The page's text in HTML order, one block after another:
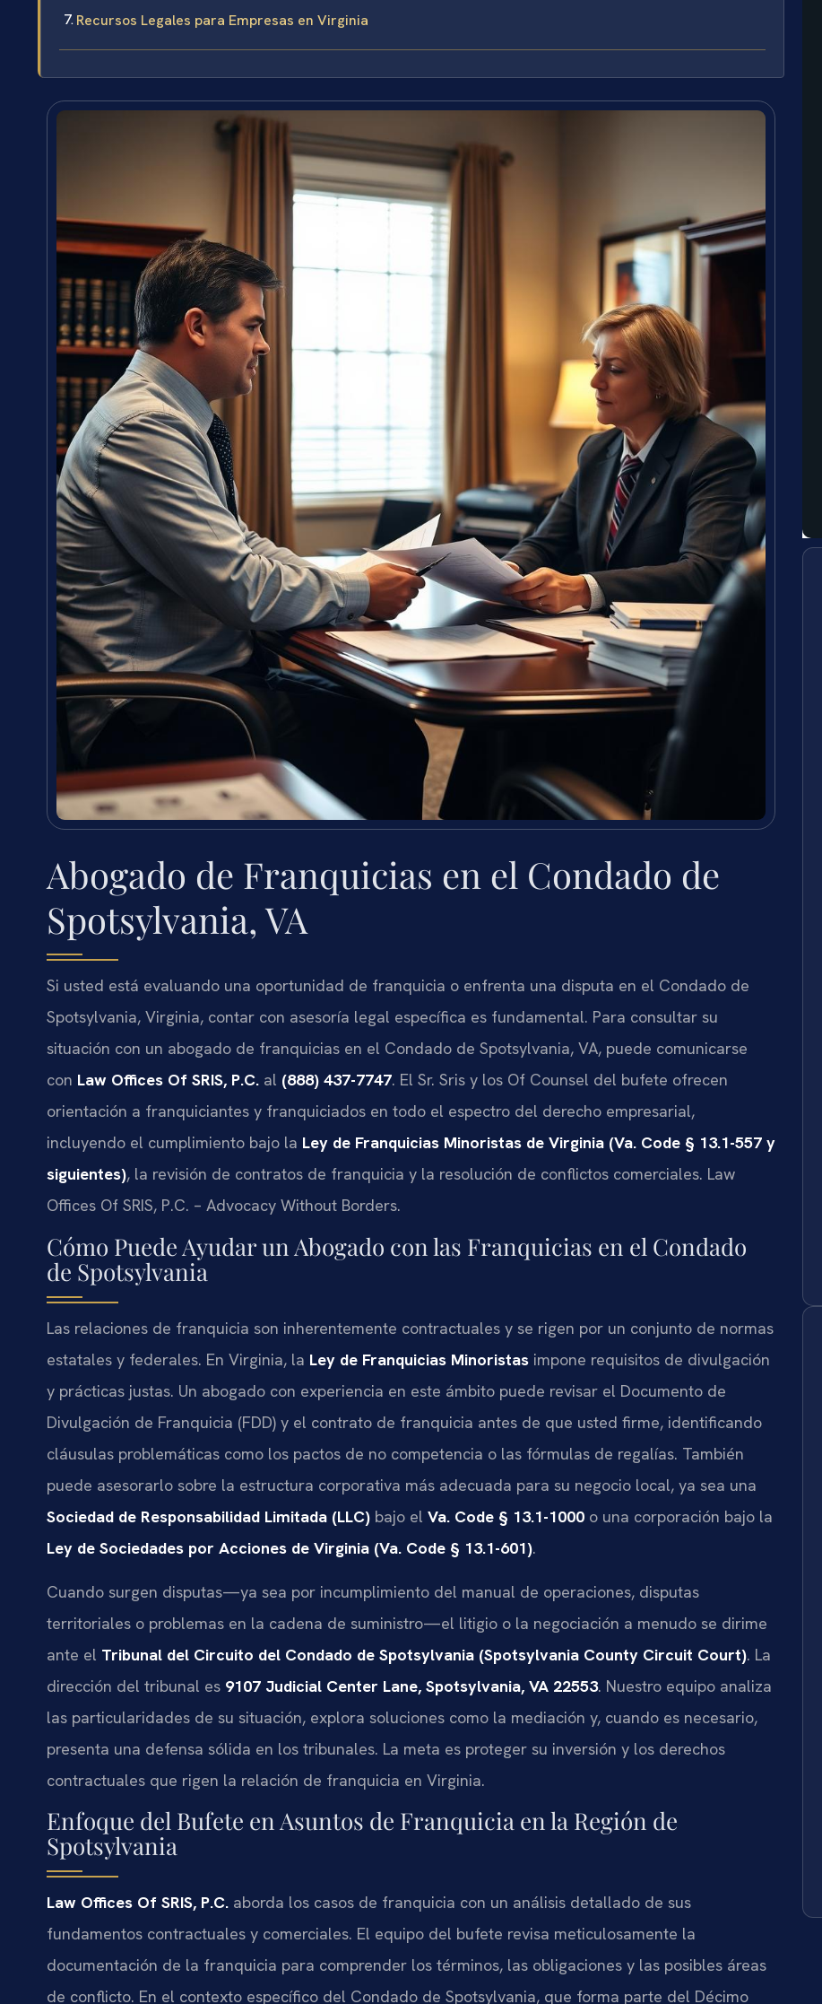
Recursos Legales para Empresas en Virginia
Abogado de Franquicias en el Condado de
Spotsylvania, VA
Si usted está evaluando una oportunidad de franquicia o enfrenta una disputa en el Condado de
Spotsylvania, Virginia, contar con asesoría legal específica es fundamental. Para consultar su
situación con un abogado de franquicias en el Condado de Spotsylvania, VA, puede comunicarse
con Law Offices Of SRIS, P.C. al (888) 437-7747. El Sr. Sris y los Of Counsel del bufete ofrecen
orientación a franquiciantes y franquiciados en todo el espectro del derecho empresarial,
incluyendo el cumplimiento bajo la Ley de Franquicias Minoristas de Virginia (Va. Code § 13.1-557 y
siguientes), la revisión de contratos de franquicia y la resolución de conflictos comerciales. Law
Offices Of SRIS, P.C. – Advocacy Without Borders.
Cómo Puede Ayudar un Abogado con las Franquicias en el Condado
de Spotsylvania
Las relaciones de franquicia son inherentemente contractuales y se rigen por un conjunto de normas
estatales y federales. En Virginia, la Ley de Franquicias Minoristas impone requisitos de divulgación
y prácticas justas. Un abogado con experiencia en este ámbito puede revisar el Documento de
Divulgación de Franquicia (FDD) y el contrato de franquicia antes de que usted firme, identificando
cláusulas problemáticas como los pactos de no competencia o las fórmulas de regalías. También
puede asesorarlo sobre la estructura corporativa más adecuada para su negocio local, ya sea una
Sociedad de Responsabilidad Limitada (LLC) bajo el Va. Code § 13.1-1000 o una corporación bajo la
Ley de Sociedades por Acciones de Virginia (Va. Code § 13.1-601).
Cuando surgen disputas—ya sea por incumplimiento del manual de operaciones, disputas
territoriales o problemas en la cadena de suministro—el litigio o la negociación a menudo se dirime
ante el Tribunal del Circuito del Condado de Spotsylvania (Spotsylvania County Circuit Court). La
dirección del tribunal es 9107 Judicial Center Lane, Spotsylvania, VA 22553. Nuestro equipo analiza
las particularidades de su situación, explora soluciones como la mediación y, cuando es necesario,
presenta una defensa sólida en los tribunales. La meta es proteger su inversión y los derechos
contractuales que rigen la relación de franquicia en Virginia.
Enfoque del Bufete en Asuntos de Franquicia en la Región de
Spotsylvania
Law Offices Of SRIS, P.C. aborda los casos de franquicia con un análisis detallado de sus
fundamentos contractuales y comerciales. El equipo del bufete revisa meticulosamente la
documentación de la franquicia para comprender los términos, las obligaciones y las posibles áreas
de conflicto. En el contexto específico del Condado de Spotsylvania, que forma parte del Décimo